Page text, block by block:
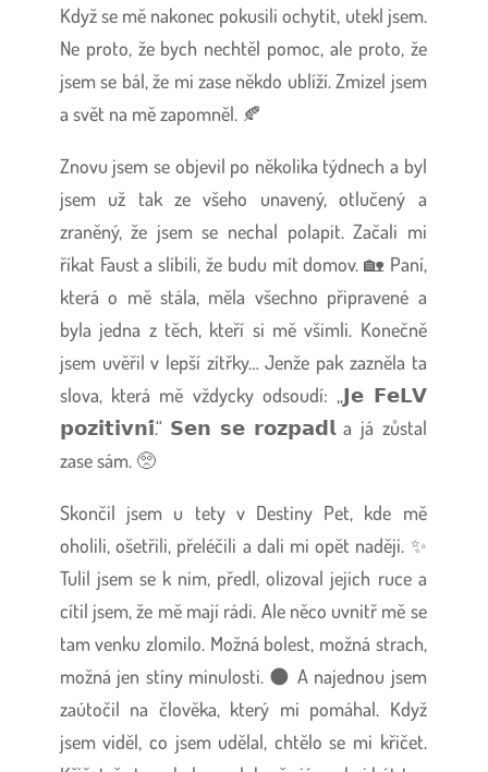
Když se mě nakonec pokusili ochytit, utekl jsem.
Ne proto, že bych nechtěl pomoc, ale proto, že
jsem se bál, že mi zase někdo ublíží. Zmizel jsem
a svět na mě zapomněl. 🍂
Znovu jsem se objevil po několika týdnech a byl
jsem už tak ze všeho unavený, otlučený a
zraněný, že jsem se nechal polapit. Začali mi
říkat Faust a slíbili, že budu mít domov. 🏡 Paní,
která o mě stála, měla všechno připravené a
byla jedna z těch, kteří si mě všimli. Konečně
jsem uvěřil v lepší zítřky… Jenže pak zazněla ta
slova, která mě vždycky odsoudí: „𝗝𝗲 𝗙𝗲𝗟𝗩
𝗽𝗼𝘇𝗶𝘁𝗶𝘃𝗻𝗶́.“ 𝗦𝗲𝗻 𝘀𝗲 𝗿𝗼𝘇𝗽𝗮𝗱𝗹 a já zůstal
zase sám. 🥺
Skončil jsem u tety v Destiny Pet, kde mě
oholili, ošetřili, přeléčili a dali mi opět naději. ✨
Tulil jsem se k nim, předl, olizoval jejich ruce a
cítil jsem, že mě mají rádi. Ale něco uvnitř mě se
tam venku zlomilo. Možná bolest, možná strach,
možná jen stíny minulosti. 🌑 A najednou jsem
zaútočil na člověka, který mi pomáhal. Když
jsem viděl, co jsem udělal, chtělo se mi křičet.